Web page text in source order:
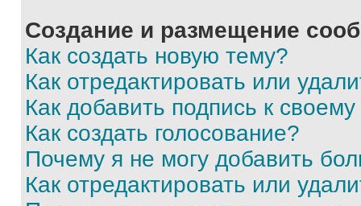
Создание и размещение
Как создать новую тему?
Как отредактировать или
Как добавить подпись к
Как создать голосование?
Почему я не могу добавить
Как отредактировать или